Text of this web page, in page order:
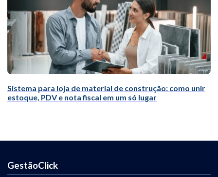
Sistema para loja de material de construção: como unir
estoque, PDV e nota fiscal em um só lugar
GestãoClick